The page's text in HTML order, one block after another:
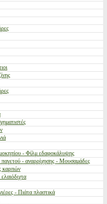
- Φίλμ εδαφοκάλυψης
παγετού - αναρρίχησης - Μουσαμάδες
καρπών
- Πιάτα πλαστικά